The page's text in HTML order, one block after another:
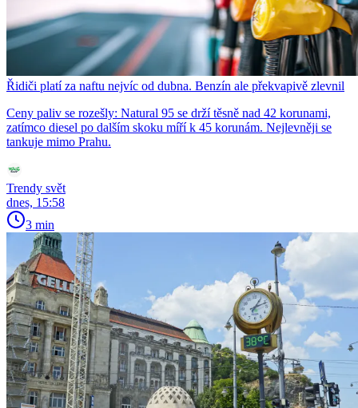
Řidiči platí za naftu nejvíc od dubna. Benzín ale překvapivě zlevnil
Ceny paliv se rozešly: Natural 95 se drží těsně nad 42 korunami,
zatímco diesel po dalším skoku míří k 45 korunám. Nejlevněji se
tankuje mimo Prahu.
Trendy svět
dnes, 15:58
3 min